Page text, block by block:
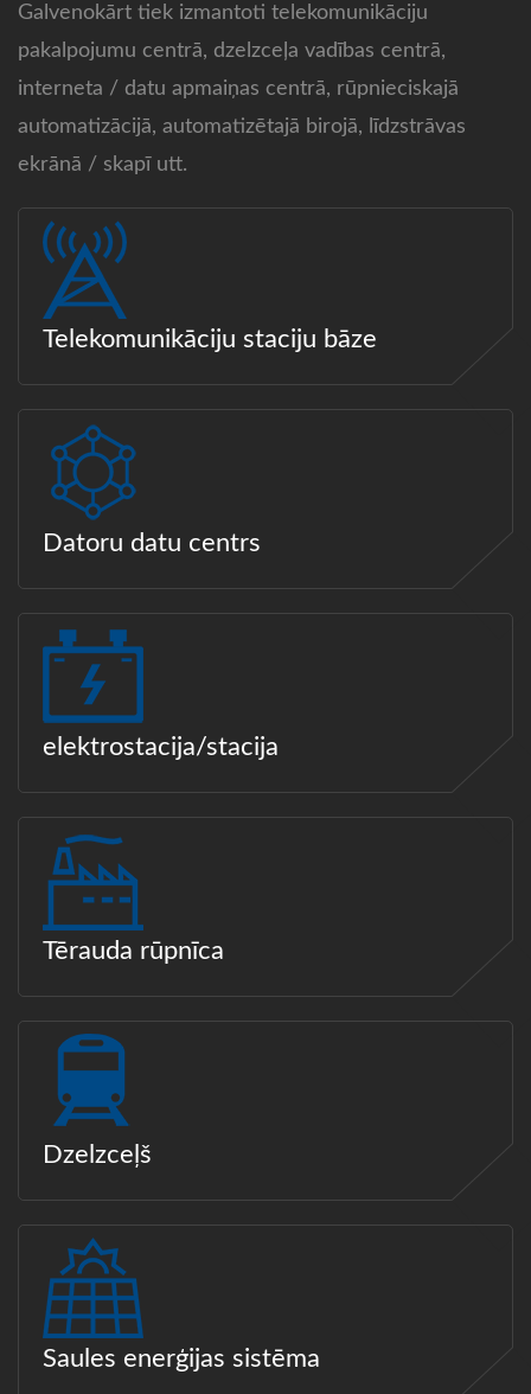
Galvenokārt tiek izmantoti telekomunikāciju
pakalpojumu centrā, dzelzceļa vadības centrā,
interneta / datu apmaiņas centrā, rūpnieciskajā
automatizācijā, automatizētajā birojā, līdzstrāvas
ekrānā / skapī utt.
Telekomunikāciju staciju bāze
Datoru datu centrs
elektrostacija/stacija
Tērauda rūpnīca
Dzelzceļš
Saules enerģijas sistēma